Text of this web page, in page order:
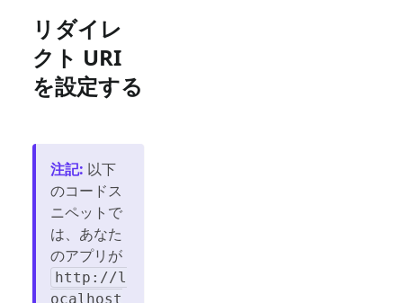
リダイレ
クト URI
を設定する
注記: 以下
のコードス
ニペットで
は、あなた
のアプリが
http://l
ocalhost